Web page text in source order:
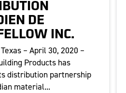
DE
INC.
– April 30, 2020 –
Products has
distribution partnership
material...